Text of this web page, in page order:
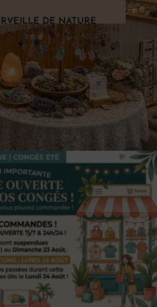
DE NATURE